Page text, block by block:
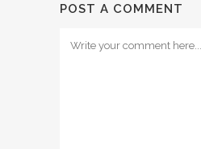
POST A COMMENT